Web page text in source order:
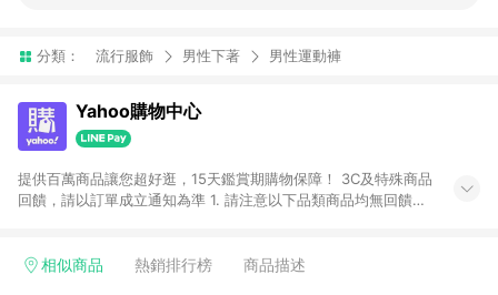
分類： 流行服飾 男性下著 男性運動褲
Yahoo購物中心
提供百萬商品讓您超好逛，15天鑑賞期購物保障！ 3C及特殊商品
回饋，請以訂單成立通知為準 1. 請注意以下品類商品均無回饋：
電玩/遊戲/相機/單眼/鏡頭/拍立得 [2024/6/1起適用] -內接硬
相似商品 熱銷排行榜 商品描述